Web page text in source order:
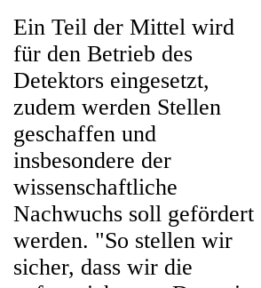
Ein Teil der Mittel wird
für den Betrieb des
Detektors eingesetzt,
zudem werden Stellen
geschaffen und
insbesondere der
wissenschaftliche
Nachwuchs soll gefördert
werden. "So stellen wir
sicher, dass wir die